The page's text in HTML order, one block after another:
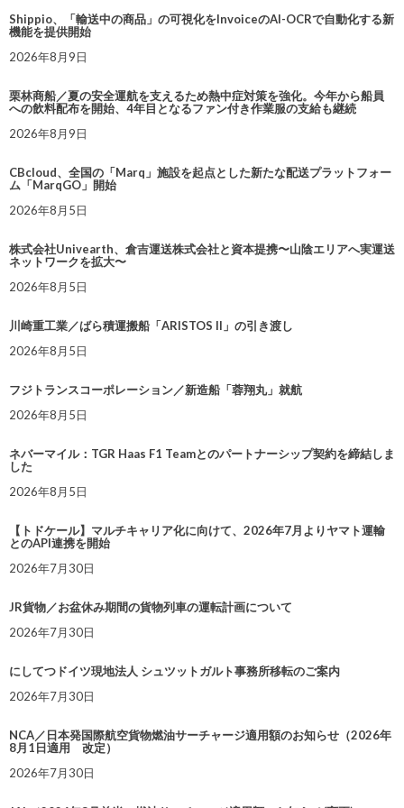
Shippio、「輸送中の商品」の可視化をInvoiceのAI-OCRで自動化する新
機能を提供開始
2026年8月9日
栗林商船／夏の安全運航を支えるため熱中症対策を強化。今年から船員
への飲料配布を開始、4年目となるファン付き作業服の支給も継続
2026年8月9日
CBcloud、全国の「Marq」施設を起点とした新たな配送プラットフォー
ム「MarqGO」開始
2026年8月5日
株式会社Univearth、倉吉運送株式会社と資本提携〜山陰エリアへ実運送
ネットワークを拡大〜
2026年8月5日
川崎重工業／ばら積運搬船「ARISTOS II」の引き渡し
2026年8月5日
フジトランスコーポレーション／新造船「蓉翔丸」就航
2026年8月5日
ネバーマイル：TGR Haas F1 Teamとのパートナーシップ契約を締結しま
した
2026年8月5日
【トドケール】マルチキャリア化に向けて、2026年7月よりヤマト運輸
とのAPI連携を開始
2026年7月30日
JR貨物／お盆休み期間の貨物列車の運転計画について
2026年7月30日
にしてつドイツ現地法人 シュツットガルト事務所移転のご案内
2026年7月30日
NCA／日本発国際航空貨物燃油サーチャージ適用額のお知らせ（2026年
8月1日適用 改定）
2026年7月30日